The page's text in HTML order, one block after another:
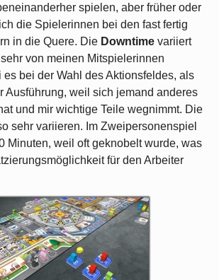
spielen, aber früher oder
die Spielerinnen bei den fast fertig
in die Quere. Die Downtime variiert
von meinen Mitspielerinnen
bei der Wahl des Aktionsfeldes, als
Ausführung, weil sich jemand anderes
und mir wichtige Teile wegnimmt. Die
sehr variieren. Im Zweipersonenspiel
Minuten, weil oft geknobelt wurde, was
für den Arbeiter